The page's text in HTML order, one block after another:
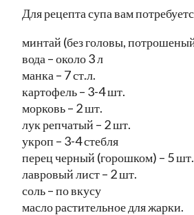
Для рецепта супа вам
минтай (без головы,
вода – около 3 л
манка – 7 ст.л.
картофель – 3-4 шт.
морковь – 2 шт.
лук репчатый – 2 шт.
укроп – 3-4 стебля
перец черный (горошком) – 5 шт.
лавровый лист – 2 шт.
соль – по вкусу
масло растительное для жарки.